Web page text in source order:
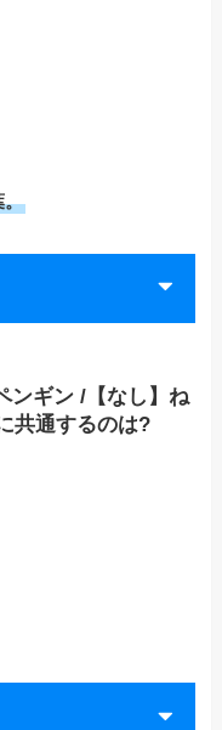
。
ンギン /【なし】ね
共通するのは?